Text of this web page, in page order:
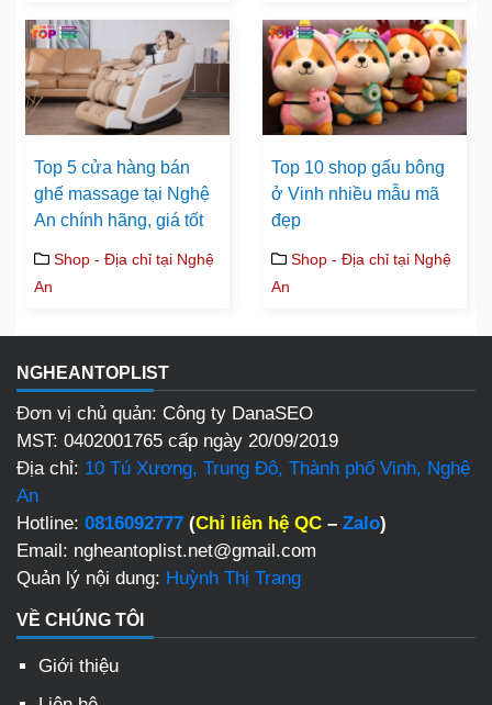
Top 5 cửa hàng bán
ghế massage tại Nghệ
An chính hãng, giá tốt
Shop - Địa chỉ tại Nghệ
An
Top 10 shop gấu bông
ở Vinh nhiều mẫu mã
đẹp
Shop - Địa chỉ tại Nghệ
An
NGHEANTOPLIST
Đơn vị chủ quản: Công ty DanaSEO
MST: 0402001765 cấp ngày 20/09/2019
Địa chỉ: 10 Tú Xương, Trung Đô, Thành phố Vinh, Nghệ
An
Hotline: 0816092777 (Chỉ liên hệ QC – Zalo)
Email: ngheantoplist.net@gmail.com
Quản lý nội dung: Huỳnh Thị Trang
VỀ CHÚNG TÔI
Giới thiệu